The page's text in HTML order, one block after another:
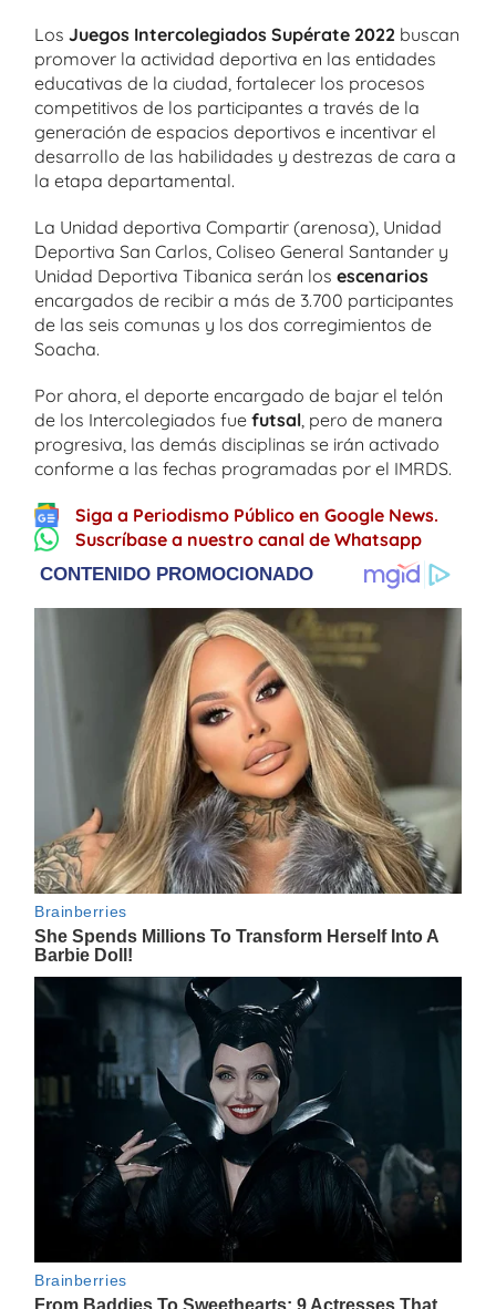
Los Juegos Intercolegiados Supérate 2022 buscan
promover la actividad deportiva en las entidades
educativas de la ciudad, fortalecer los procesos
competitivos de los participantes a través de la
generación de espacios deportivos e incentivar el
desarrollo de las habilidades y destrezas de cara a
la etapa departamental.
La Unidad deportiva Compartir (arenosa), Unidad
Deportiva San Carlos, Coliseo General Santander y
Unidad Deportiva Tibanica serán los escenarios
encargados de recibir a más de 3.700 participantes
de las seis comunas y los dos corregimientos de
Soacha.
Por ahora, el deporte encargado de bajar el telón
de los Intercolegiados fue futsal , pero de manera
progresiva, las demás disciplinas se irán activado
conforme a las fechas programadas por el IMRDS.
Siga a Periodismo Público en Google News.
Suscríbase a nuestro canal de Whatsapp